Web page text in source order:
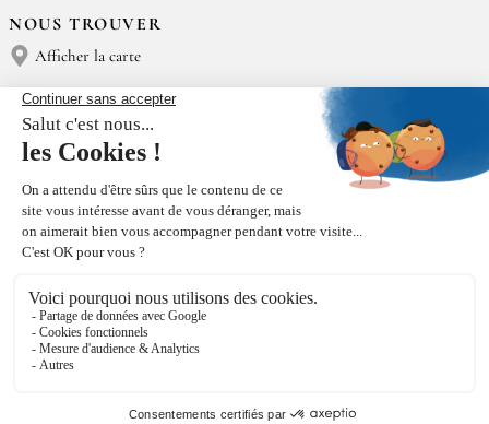
NOUS TROUVER
Afficher la carte
NOUS CONTACTER
Épices Rœllinger
Tél : (+33) 02 23 15 13 91
TRI DE NOS EMBALLAGES
FacebookInstagram